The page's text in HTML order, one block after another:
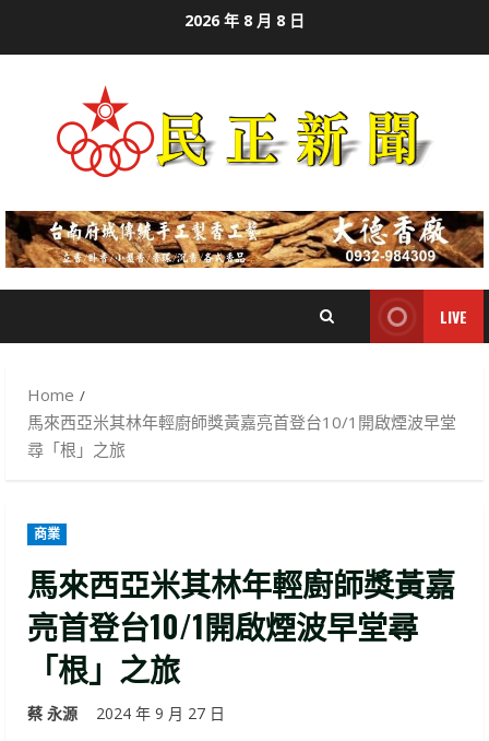
2026 年 8 月 8 日
LIVE
Home
馬來西亞米其林年輕廚師獎黃嘉亮首登台10/1開啟煙波早堂
尋「根」之旅
商業
馬來西亞米其林年輕廚師獎黃嘉
亮首登台10/1開啟煙波早堂尋
「根」之旅
蔡 永源 2024 年 9 月 27 日